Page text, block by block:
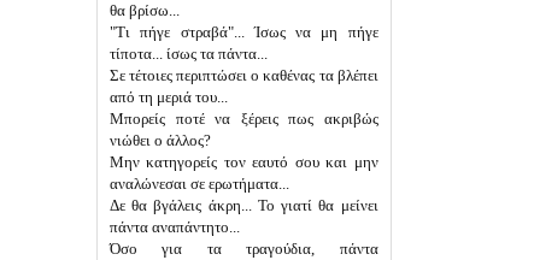
θα βρίσω...
"Τι πήγε στραβά"... Ίσως να μη πήγε
τίποτα... ίσως τα πάντα...
Σε τέτοιες περιπτώσει ο καθένας τα βλέπει
από τη μεριά του...
Μπορείς ποτέ να ξέρεις πως ακριβώς
νιώθει ο άλλος?
Μην κατηγορείς τον εαυτό σου και μην
αναλώνεσαι σε ερωτήματα...
Δε θα βγάλεις άκρη... Το γιατί θα μείνει
πάντα αναπάντητο...
Όσο για τα τραγούδια, πάντα